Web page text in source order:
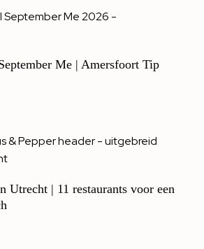
Me | Amersfoort Tip
Utrecht | 11 restaurants voor een